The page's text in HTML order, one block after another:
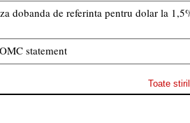
dobanda de referinta pentru dolar la
statement
Toate